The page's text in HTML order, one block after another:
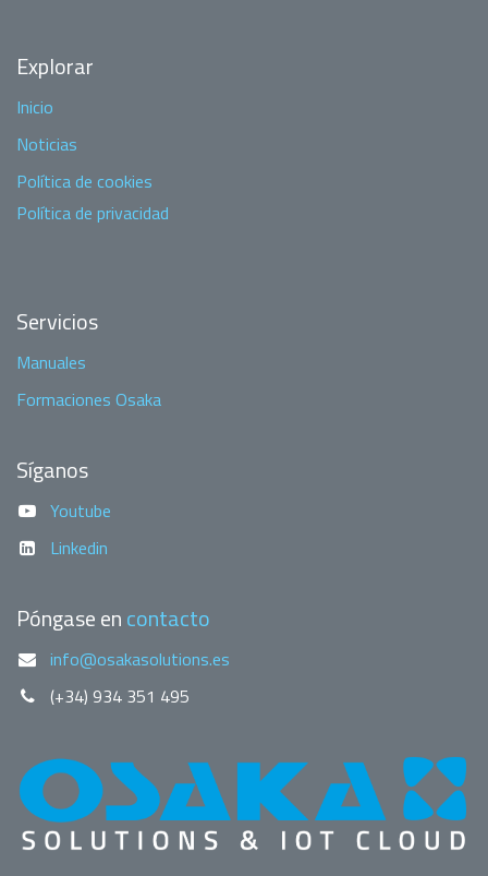
Explorar
Inicio
Noticias
Política de cookies
Política de privacidad
Servicios
Manuales
Formaciones Osaka
Síganos
Youtube
Linkedin
Póngase encontacto
info@osakasolutions.es
(+34) 934 351 495